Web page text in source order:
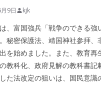
9日 kjk
、富国強兵「戦争のできる強
秘密保護法、靖国神社参拝、
を始めました。また、教育再
教科化、政府見解の教科書記
た法改定の狙いは、国民意識